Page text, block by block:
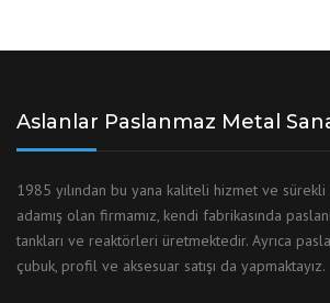
Aslanlar Paslanmaz Metal
1985 yılından bu yana kaliteli hizmet ve
adamış olan firmamız, kendi fabrikasında
tankları ve reaktörleri üretmektedir. Ayrıca
çubuk, profil ve aksesuar satışı da yapmaktayız.